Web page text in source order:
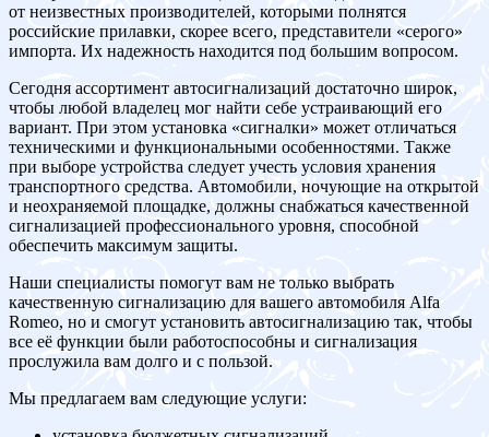
от неизвестных производителей, которыми полнятся
российские прилавки, скорее всего, представители «серого»
импорта. Их надежность находится под большим вопросом.
Сегодня ассортимент автосигнализаций достаточно широк,
чтобы любой владелец мог найти себе устраивающий его
вариант. При этом установка «сигналки» может отличаться
техническими и функциональными особенностями. Также
при выборе устройства следует учесть условия хранения
транспортного средства. Автомобили, ночующие на открытой
и неохраняемой площадке, должны снабжаться качественной
сигнализацией профессионального уровня, способной
обеспечить максимум защиты.
Наши специалисты помогут вам не только выбрать
качественную сигнализацию для вашего автомобиля Alfa
Romeo, но и смогут установить автосигнализацию так, чтобы
все её функции были работоспособны и сигнализация
прослужила вам долго и с пользой.
Мы предлагаем вам следующие услуги: